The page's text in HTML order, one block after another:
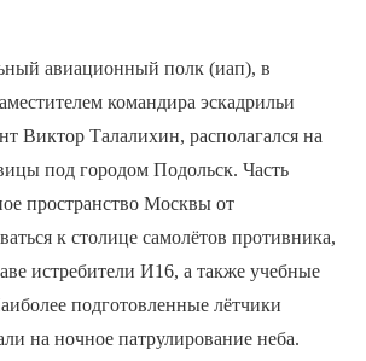
авиационный полк (иап), в
командира эскадрильи
Виктор Талалихин, располагался на
под городом Подольск. Часть
пространство Москвы от
к столице самолётов противника,
истребители И­16, а также учебные
подготовленные лётчики
на ночное патрулирование неба.